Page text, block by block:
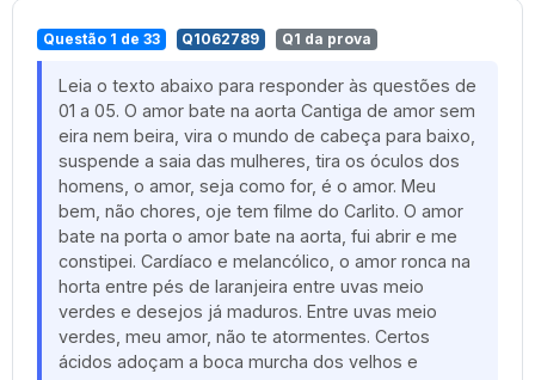
Questão 1 de 33 Q1062789 Q1 da prova
Leia o texto abaixo para responder às questões de
01 a 05. O amor bate na aorta Cantiga de amor sem
eira nem beira, vira o mundo de cabeça para baixo,
suspende a saia das mulheres, tira os óculos dos
homens, o amor, seja como for, é o amor. Meu
bem, não chores, oje tem filme do Carlito. O amor
bate na porta o amor bate na aorta, fui abrir e me
constipei. Cardíaco e melancólico, o amor ronca na
horta entre pés de laranjeira entre uvas meio
verdes e desejos já maduros. Entre uvas meio
verdes, meu amor, não te atormentes. Certos
ácidos adoçam a boca murcha dos velhos e